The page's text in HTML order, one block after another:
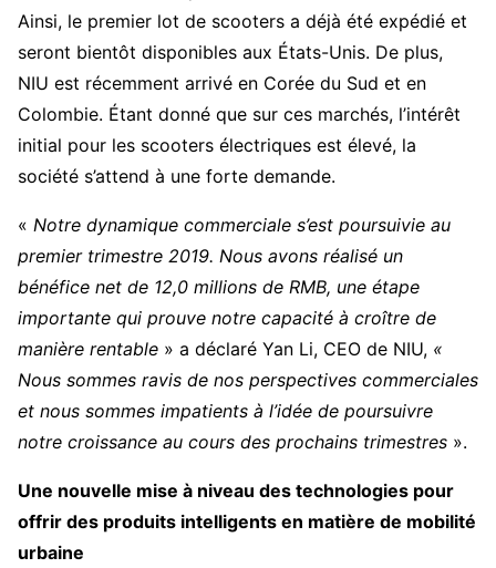
Ainsi, le premier lot de scooters a déjà été expédié et
seront bientôt disponibles aux États-Unis. De plus,
NIU est récemment arrivé en Corée du Sud et en
Colombie. Étant donné que sur ces marchés, l’intérêt
initial pour les scooters électriques est élevé, la
société s’attend à une forte demande.
« Notre dynamique commerciale s’est poursuivie au
premier trimestre 2019. Nous avons réalisé un
bénéfice net de 12,0 millions de RMB, une étape
importante qui prouve notre capacité à croître de
manière rentable » a déclaré Yan Li, CEO de NIU, «
Nous sommes ravis de nos perspectives commerciales
et nous sommes impatients à l’idée de poursuivre
notre croissance au cours des prochains trimestres ».
Une nouvelle mise à niveau des technologies pour
offrir des produits intelligents en matière de mobilité
urbaine